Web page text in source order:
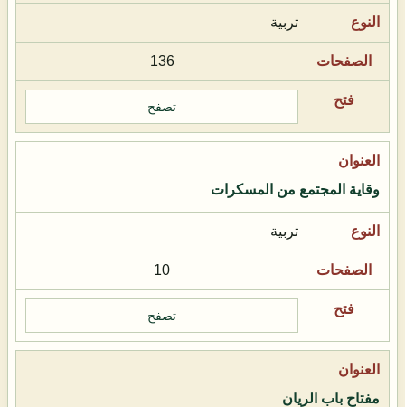
تربية
136
تصفح
وقاية المجتمع من المسكرات
تربية
10
تصفح
مفتاح باب الريان